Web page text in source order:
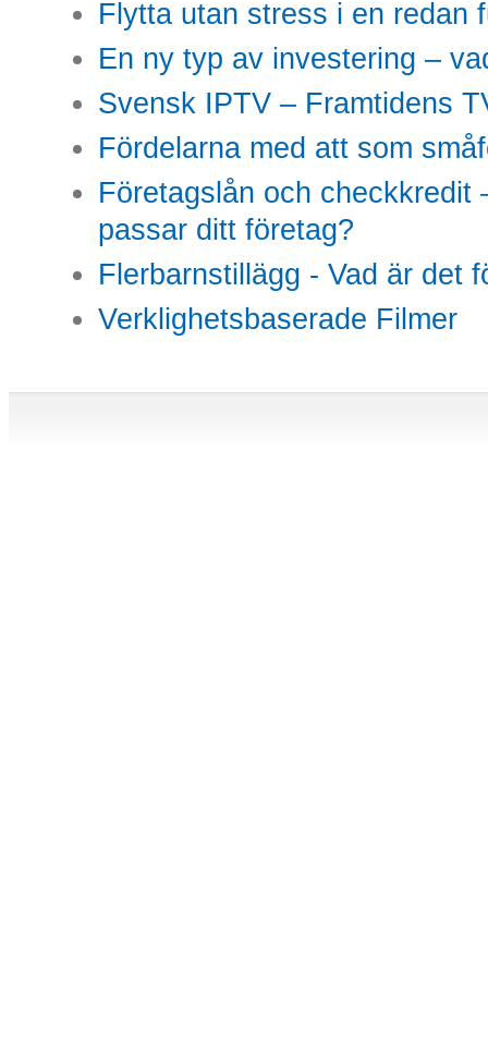
Flytta utan stress i en redan
En ny typ av investering –
Svensk IPTV – Framtidens
Fördelarna med att som
Företagslån och checkkredit
passar ditt företag?
Flerbarnstillägg - Vad är det
Verklighetsbaserade Filmer